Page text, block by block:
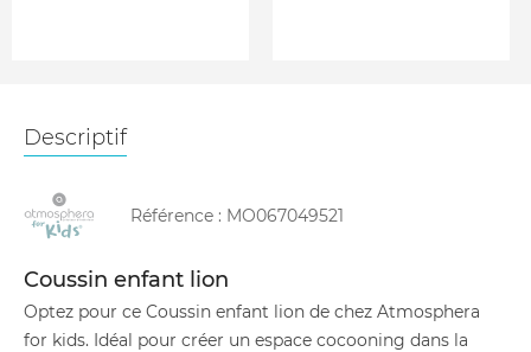
Descriptif
Référence : MO067049521
Coussin enfant lion
Optez pour ce Coussin enfant lion de chez Atmosphera
for kids. Idéal pour créer un espace cocooning dans la